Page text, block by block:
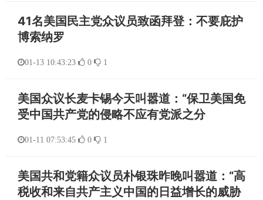
41名美国民主党众议员致函拜登：不要庇护
博索纳罗
01-13 10:43:23 0 1
美国众议长麦卡锡今天叫嚣道：“保卫美国免
受中国共产党的侵略不应有党派之分
01-11 07:53:45 0 1
美国共和党籍众议员朴银珠昨晚叫嚣道：“高
税收和来自共产主义中国的日益增长的威胁